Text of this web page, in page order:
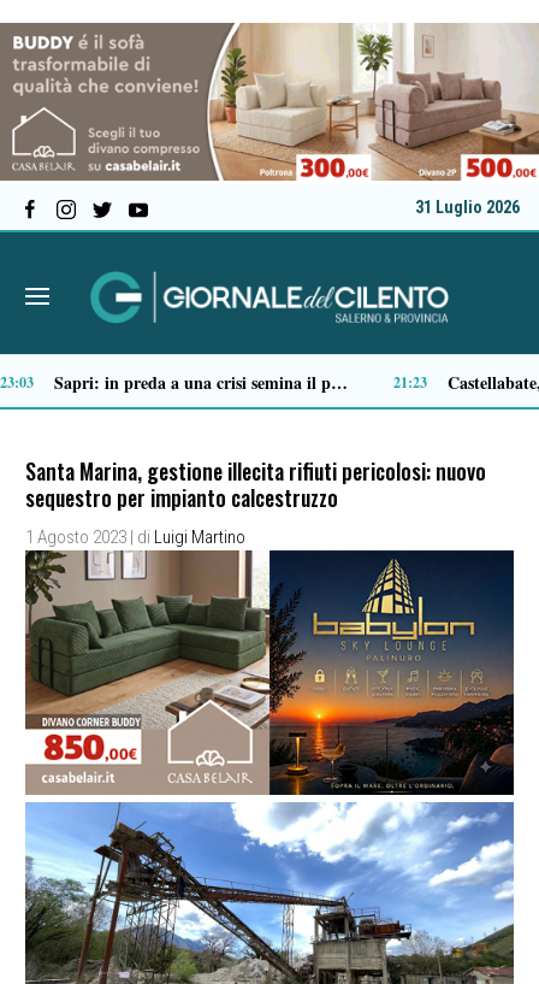
31 Luglio 2026
14:51 14:49
Santa Marina, gestione illecita rifiuti pericolosi: nuovo
sequestro per impianto calcestruzzo
1 Agosto 2023 | di Luigi Martino